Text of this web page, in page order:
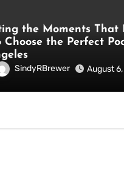
the Moments That
Choose the Perfect
SindyRBrewer August